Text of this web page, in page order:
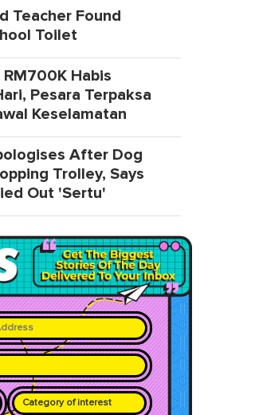
Teacher Found
Toilet
RM700K Habis
Pesara Terpaksa
Keselamatan
After Dog
Trolley, Says
Out 'Sertu'
Category of interest